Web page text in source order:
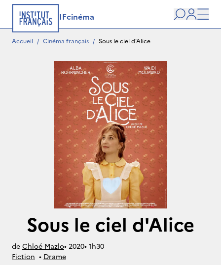
IFcinéma
user
Accueil / Cinéma français / Sous le ciel d'Alice
Sous le ciel d'Alice
de Chloé Mazlo• 2020• 1h30
Fiction • Drame